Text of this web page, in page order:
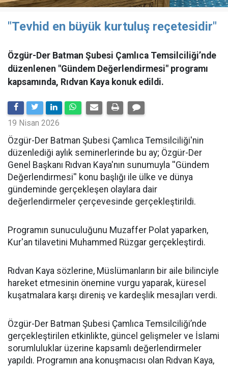
"Tevhid en büyük kurtuluş reçetesidir"
Özgür-Der Batman Şubesi Çamlıca Temsilciliği’nde
düzenlenen "Gündem Değerlendirmesi" programı
kapsamında, Rıdvan Kaya konuk edildi.
19 Nisan 2026
​Özgür-Der Batman Şubesi Çamlıca Temsilciliği'nin
düzenlediği aylık seminerlerinde bu ay; Özgür-Der
Genel Başkanı Rıdvan Kaya'nın sunumuyla ''Gündem
Değerlendirmesi'' konu başlığı ile ülke ve dünya
gündeminde gerçekleşen olaylara dair
değerlendirmeler çerçevesinde gerçekleştirildi.
Programın sunuculuğunu Muzaffer Polat yaparken,
Kur'an tilavetini Muhammed Rüzgar gerçekleştirdi.
Rıdvan Kaya sözlerine, Müslümanların bir aile bilinciyle
hareket etmesinin önemine vurgu yaparak, küresel
kuşatmalara karşı direniş ve kardeşlik mesajları verdi.
Özgür-Der Batman Şubesi Çamlıca Temsilciliği’nde
gerçekleştirilen etkinlikte, güncel gelişmeler ve İslami
sorumluluklar üzerine kapsamlı değerlendirmeler
yapıldı. Programın ana konuşmacısı olan Rıdvan Kaya,